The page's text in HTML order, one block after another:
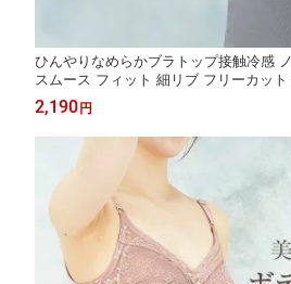
ひんやりなめらかブラトップ接触冷感
スムース フィット 細リブ フリーカッ
すみブラ 寝る時 就寝用 リラクシング
シームレス
2,190 円